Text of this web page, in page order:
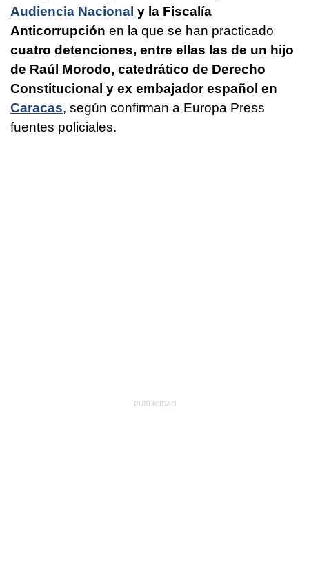
Audiencia Nacional y la Fiscalía
Anticorrupción en la que se han practicado
cuatro detenciones, entre ellas las de un hijo
de Raúl Morodo, catedrático de Derecho
Constitucional y ex embajador español en
Caracas, según confirman a Europa Press
fuentes policiales.